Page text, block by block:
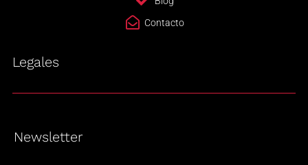
Contacto
Legales
Newsletter